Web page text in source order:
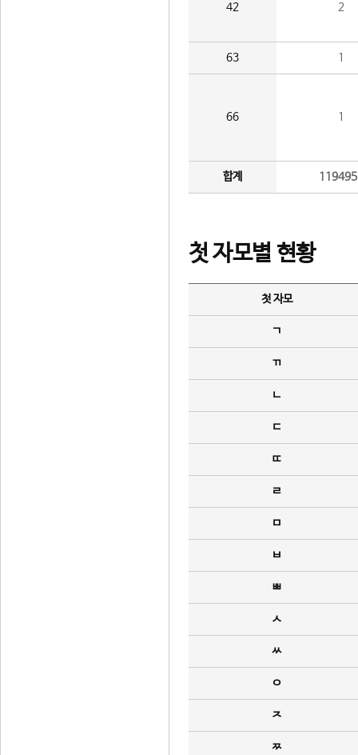
42 2
63 1
66 1
합계
첫 자모별 현황
첫 자모
ㄱ
ㄲ
ㄴ
ㄷ
ㄸ
ㄹ
ㅁ
ㅂ
ㅃ
ㅅ
ㅆ
ㅇ
ㅈ
ㅉ